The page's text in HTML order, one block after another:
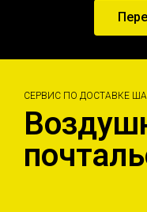
СЕРВИС ПО ДОСТАВКЕ